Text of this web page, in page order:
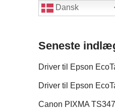
Dansk
Seneste
Driver til Epson
Driver til Epson
Canon PIXMA